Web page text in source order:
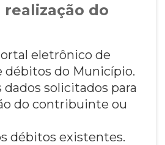
realização do
eletrônico de
débitos do Município.
dados solicitados para
do contribuinte ou
débitos existentes.